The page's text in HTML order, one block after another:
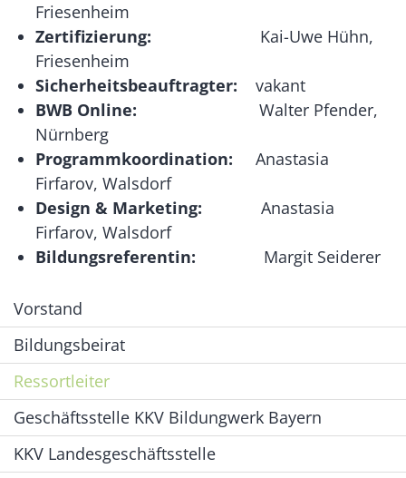
Friesenheim
Zertifizierung:
Kai-Uwe Hühn,
Friesenheim
Sicherheitsbeauftragter: vakant
BWB Online: Walter Pfender,
Nürnberg
Programmkoordination:
Anastasia
Firfarov, Walsdorf
Design & Marketing: Anastasia
Firfarov, Walsdorf
Bildungsreferentin: Margit Seiderer
Vorstand
Bildungsbeirat
Ressortleiter
Geschäftsstelle KKV Bildungwerk Bayern
KKV Landesgeschäftsstelle